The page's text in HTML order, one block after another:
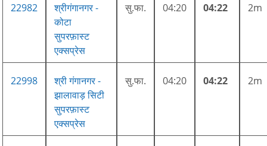
22982
श्रीगंगानगर -
कोटा
सुपरफ़ास्ट
एक्सप्रेस
सु.फा. 04:20 04:22 2m
22998
श्री गंगानगर -
झालावाड़ सिटी
सुपरफ़ास्ट
एक्सप्रेस
सु.फा. 04:20 04:22 2m